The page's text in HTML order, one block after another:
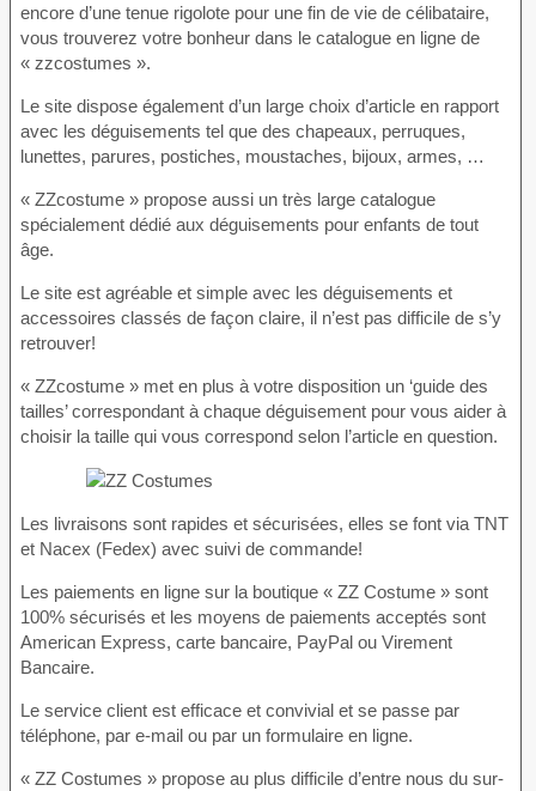
encore d’une tenue rigolote pour une fin de vie de célibataire,
vous trouverez votre bonheur dans le catalogue en ligne de
« zzcostumes ».
Le site dispose également d’un large choix d’article en rapport
avec les déguisements tel que des chapeaux, perruques,
lunettes, parures, postiches, moustaches, bijoux, armes, …
« ZZcostume » propose aussi un très large catalogue
spécialement dédié aux déguisements pour enfants de tout
âge.
Le site est agréable et simple avec les déguisements et
accessoires classés de façon claire, il n’est pas difficile de s’y
retrouver!
« ZZcostume » met en plus à votre disposition un ‘guide des
tailles’ correspondant à chaque déguisement pour vous aider à
choisir la taille qui vous correspond selon l’article en question.
Les livraisons sont rapides et sécurisées, elles se font via TNT
et Nacex (Fedex) avec suivi de commande!
Les paiements en ligne sur la boutique « ZZ Costume » sont
100% sécurisés et les moyens de paiements acceptés sont
American Express, carte bancaire, PayPal ou Virement
Bancaire.
Le service client est efficace et convivial et se passe par
téléphone, par e-mail ou par un formulaire en ligne.
« ZZ Costumes » propose au plus difficile d’entre nous du sur-